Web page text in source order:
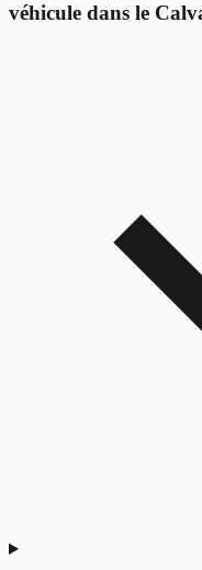
véhicule dans le